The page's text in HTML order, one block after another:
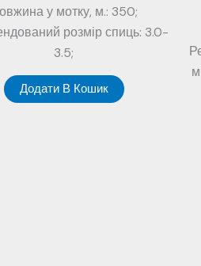
у мотку, м.: 350;
розмір спиць: 3.0-
3.5;
Додати В Кошик